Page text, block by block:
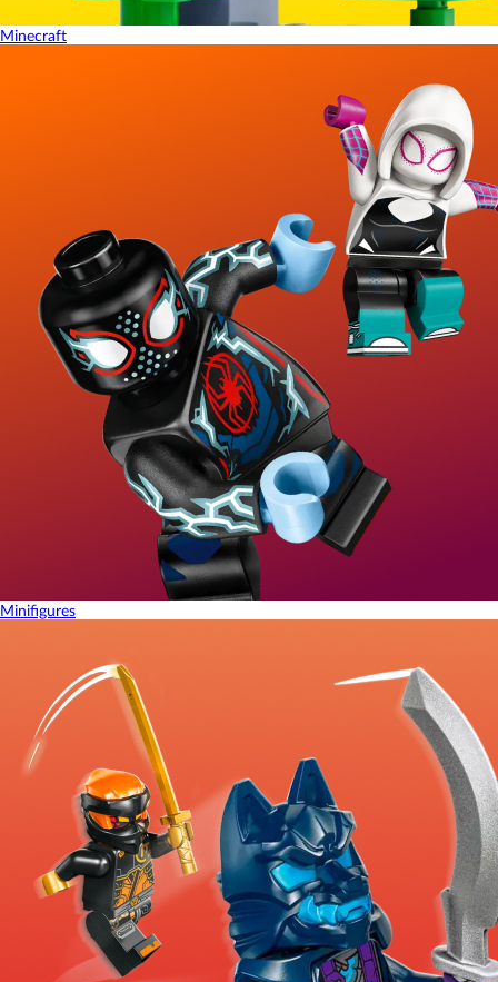
Minecraft
Minifigures